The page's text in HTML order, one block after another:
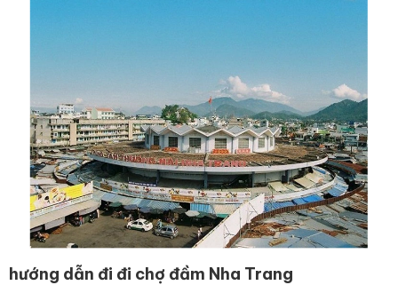
hướng dẫn đi đi chợ đầm Nha Trang